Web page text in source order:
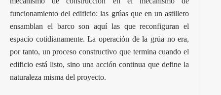
funcionamiento del edificio: las grúas que en un astillero
ensamblan el barco son aquí las que reconfiguran el
espacio cotidianamente. La operación de la grúa no era,
por tanto, un proceso constructivo que termina cuando el
edificio está listo, sino una acción continua que define la
naturaleza misma del proyecto.